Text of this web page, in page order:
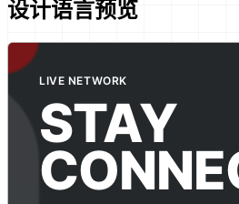
设计语言预览
LIVE NETWORK
STAY